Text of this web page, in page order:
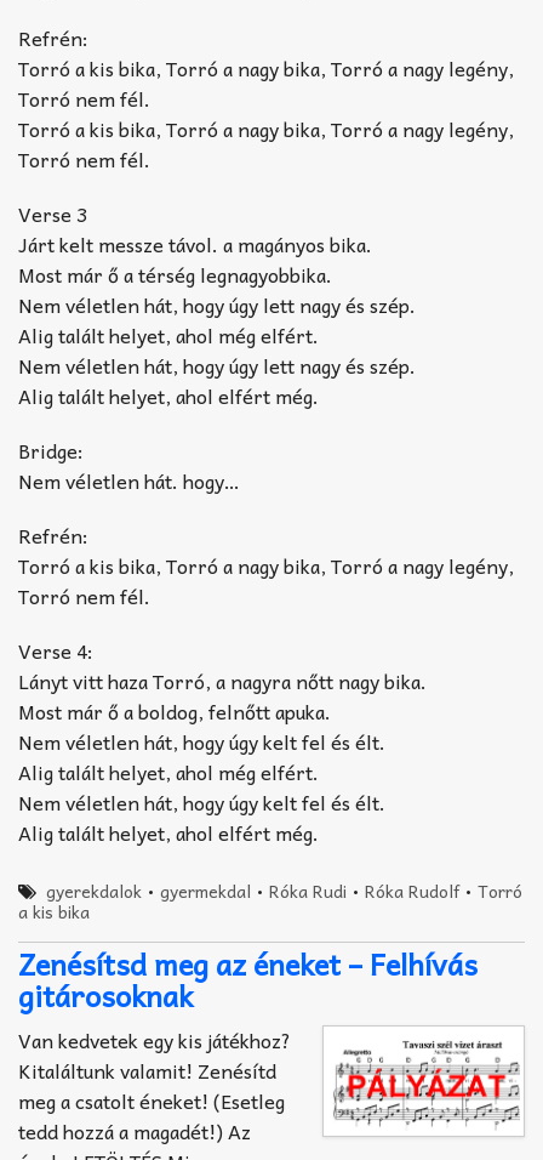
Refrén:
Torró a kis bika, Torró a nagy bika, Torró a nagy legény,
Torró nem fél.
Torró a kis bika, Torró a nagy bika, Torró a nagy legény,
Torró nem fél.
Verse 3
Járt kelt messze távol. a magányos bika.
Most már ő a térség legnagyobbika.
Nem véletlen hát, hogy úgy lett nagy és szép.
Alig talált helyet, ahol még elfért.
Nem véletlen hát, hogy úgy lett nagy és szép.
Alig talált helyet, ahol elfért még.
Bridge:
Nem véletlen hát. hogy…
Refrén:
Torró a kis bika, Torró a nagy bika, Torró a nagy legény,
Torró nem fél.
Verse 4:
Lányt vitt haza Torró, a nagyra nőtt nagy bika.
Most már ő a boldog, felnőtt apuka.
Nem véletlen hát, hogy úgy kelt fel és élt.
Alig talált helyet, ahol még elfért.
Nem véletlen hát, hogy úgy kelt fel és élt.
Alig talált helyet, ahol elfért még.
gyerekdalok •gyermekdal •Róka Rudi •Róka Rudolf•Torró
a kis bika
Zenésítsd meg az éneket – Felhívás
gitárosoknak
Van kedvetek egy kis játékhoz?
Kitaláltunk valamit! Zenésítd
meg a csatolt éneket! (Esetleg
tedd hozzá a magadét!) Az